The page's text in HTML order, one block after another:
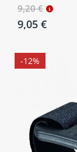
9,20 €
9,05 €
-12%